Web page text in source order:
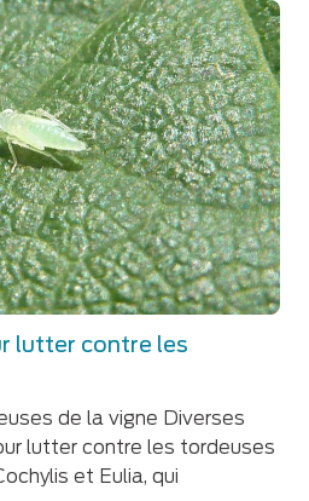
lutter contre les
de la vigne Diverses
lutter contre les tordeuses
et Eulia, qui